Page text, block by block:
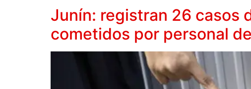
Junín: registran 26 casos
cometidos por personal